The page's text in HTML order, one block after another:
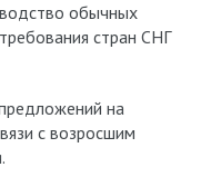
обычных
стран СНГ
на
с возросшим